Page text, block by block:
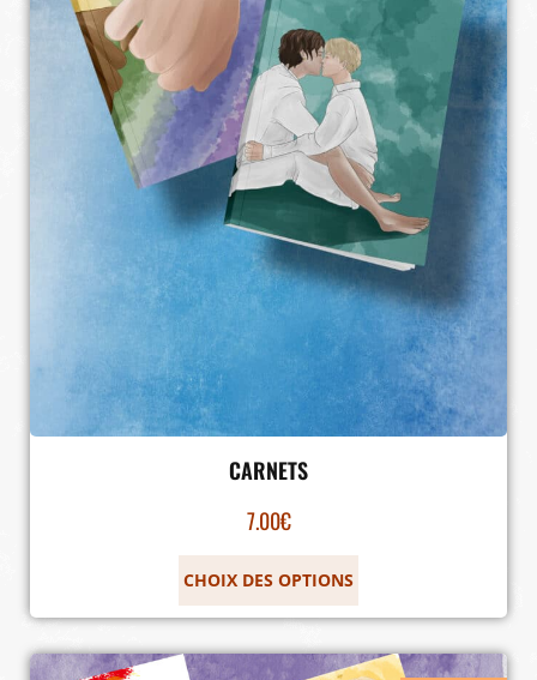
CARNETS
7.00€
CHOIX DES OPTIONS